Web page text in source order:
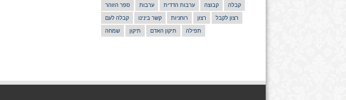
ספר הזוהר ערבות ערבות הדדית קבוצה קבלה
קבלה לעם קשר בינינו רוחניות רצון רצון לקבל
שמחה תיקון תיקון האדם תפילה